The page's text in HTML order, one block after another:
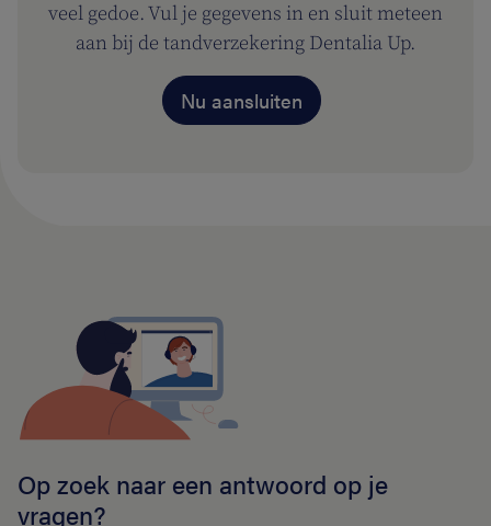
veel gedoe. Vul je gegevens in en sluit meteen
aan bij de tandverzekering Dentalia Up.
Nu aansluiten
Op zoek naar een antwoord op je
vragen?